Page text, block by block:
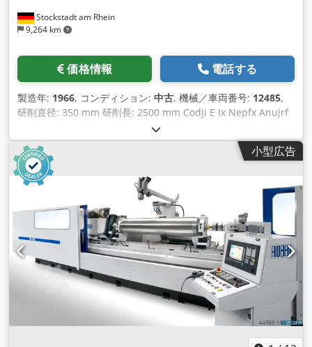
Stockstadt am Rhein
9,264 km
価格情報 電話する
製造年: 1966, コンディション: 中古, 機械／車両番号: 12485,
研削直径: 350 mm 研削長: 2500 mm Codji E Ix Nepfx Anujrf
センターハイト: 180 mm 総所要電力: 5.5 kW 機械質量 約5.5 t
小型広告